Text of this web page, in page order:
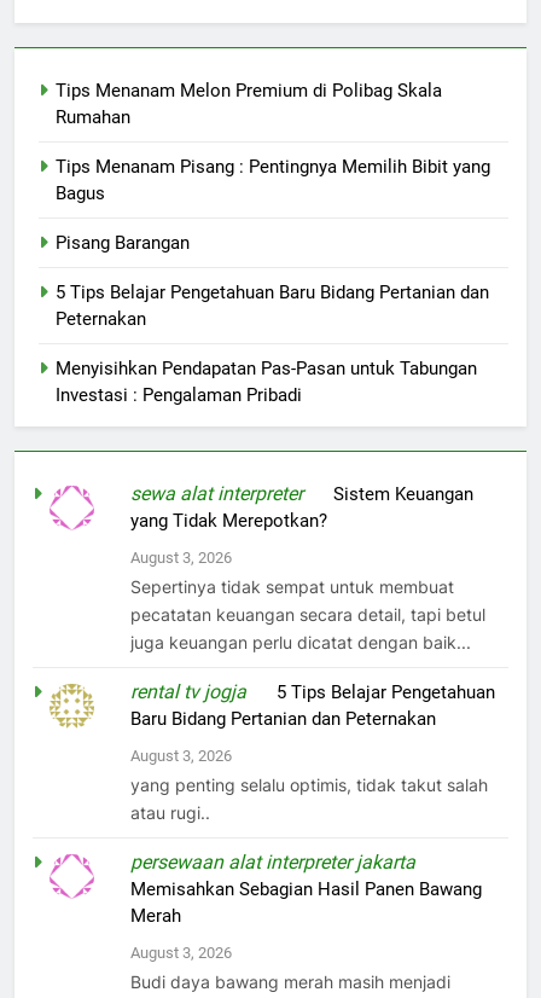
Tips Menanam Melon Premium di Polibag Skala
Rumahan
Tips Menanam Pisang : Pentingnya Memilih Bibit yang
Bagus
Pisang Barangan
5 Tips Belajar Pengetahuan Baru Bidang Pertanian dan
Peternakan
Menyisihkan Pendapatan Pas-Pasan untuk Tabungan
Investasi : Pengalaman Pribadi
sewa alat interpreteronSistem Keuangan
yang Tidak Merepotkan?
August 3, 2026
Sepertinya tidak sempat untuk membuat
pecatatan keuangan secara detail, tapi betul
juga keuangan perlu dicatat dengan baik...
rental tv jogja
5 Tips Belajar Pengetahuan
Baru Bidang Pertanian dan Peternakan
August 3, 2026
yang penting selalu optimis, tidak takut salah
atau rugi..
persewaan alat interpreter jakarta
Memisahkan Sebagian Hasil Panen Bawang
Merah
August 3, 2026
Budi daya bawang merah masih menjadi